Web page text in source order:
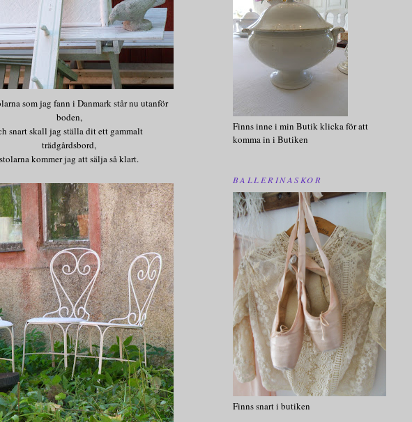
som jag fann i Danmark står nu utanför
boden,
snart skall jag ställa dit ett gammalt
trädgårdsbord,
stolarna kommer jag att sälja så klart.
Finns inne i min Butik klicka för att
komma in i Butiken
BALLERINASKOR
Finns snart i butiken